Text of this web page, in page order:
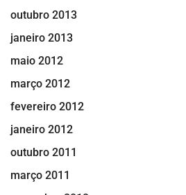
outubro 2013
janeiro 2013
maio 2012
março 2012
fevereiro 2012
janeiro 2012
outubro 2011
março 2011